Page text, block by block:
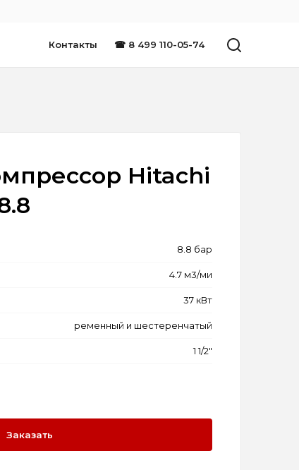
Контакты ☎ 8 499 110-05-74
Hitachi
8.8 бар
4.7 м3/ми
37 кВт
ременный и шестеренчатый
1 1/2"
Заказать